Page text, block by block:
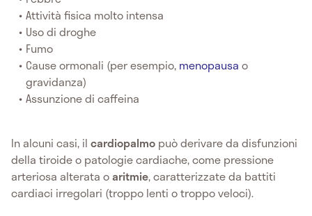
Attività fisica molto intensa
Uso di droghe
Fumo
Cause ormonali (per esempio, menopausa o
gravidanza)
Assunzione di caffeina
In alcuni casi, il cardiopalmo può derivare da disfunzioni
della tiroide o patologie cardiache, come pressione
arteriosa alterata oaritmie, caratterizzate da battiti
cardiaci irregolari (troppo lenti o troppo veloci).